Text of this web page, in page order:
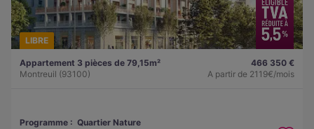
LIBRE
Appartement 3 pièces de 79,15m²
Montreuil (93100)
466 350 €
A partir de 2119€/mois
Programme : Quartier Nature